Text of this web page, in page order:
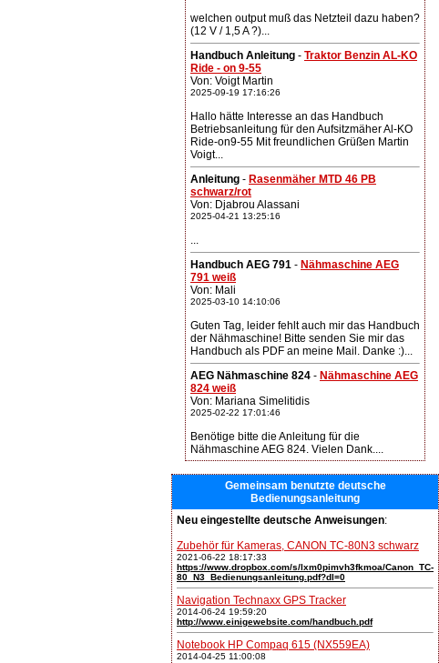
welchen output muß das Netzteil dazu haben?
(12 V / 1,5 A ?)...
Handbuch Anleitung - Traktor Benzin AL-KO
Ride - on 9-55
Von: Voigt Martin
2025-09-19 17:16:26
Hallo hätte Interesse an das Handbuch
Betriebsanleitung für den Aufsitzmäher Al-KO
Ride-on9-55 Mit freundlichen Grüßen Martin
Voigt...
Anleitung - Rasenmäher MTD 46 PB
schwarz/rot
Von: Djabrou Alassani
2025-04-21 13:25:16
...
Handbuch AEG 791 - Nähmaschine AEG
791 weiß
Von: Mali
2025-03-10 14:10:06
Guten Tag, leider fehlt auch mir das Handbuch
der Nähmaschine! Bitte senden Sie mir das
Handbuch als PDF an meine Mail. Danke :)...
AEG Nähmaschine 824 - Nähmaschine AEG
824 weiß
Von: Mariana Simelitidis
2025-02-22 17:01:46
Benötige bitte die Anleitung für die
Nähmaschine AEG 824. Vielen Dank....
Gemeinsam benutzte deutsche
Bedienungsanleitung
Neu eingestellte deutsche Anweisungen:
Zubehör für Kameras, CANON TC-80N3 schwarz
2021-06-22 18:17:33
https://www.dropbox.com/s/lxm0pimvh3fkmoa/Canon_TC-
80_N3_Bedienungsanleitung.pdf?dl=0
Navigation Technaxx GPS Tracker
2014-06-24 19:59:20
http://www.einigewebsite.com/handbuch.pdf
Notebook HP Compaq 615 (NX559EA)
2014-04-25 11:00:08